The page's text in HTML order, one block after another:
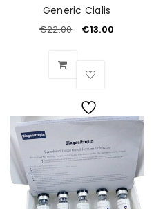
Generic Cialis
€22.00 €13.00
Lista
de
deseos